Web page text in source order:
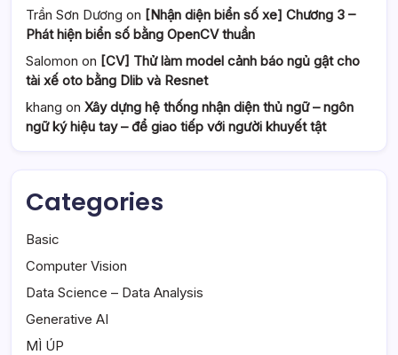
Trần Sơn Dương on [Nhận diện biển số xe] Chương 3 –
Phát hiện biển số bằng OpenCV thuần
Salomon on [CV] Thử làm model cảnh báo ngủ gật cho
tài xế oto bằng Dlib và Resnet
khang on Xây dựng hệ thống nhận diện thủ ngữ – ngôn
ngữ ký hiệu tay – để giao tiếp với người khuyết tật
Categories
Basic
Computer Vision
Data Science – Data Analysis
Generative AI
MÌ ÚP